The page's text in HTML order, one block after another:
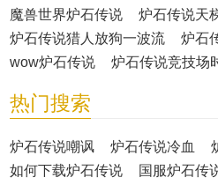
魔兽世界炉石传说
炉石传说天
炉石传说猎人放狗一波流
炉石
wow炉石传说
炉石传说竞技场
热门搜索
炉石传说嘲讽 炉石传说冷血
如何下载炉石传说
国服炉石传